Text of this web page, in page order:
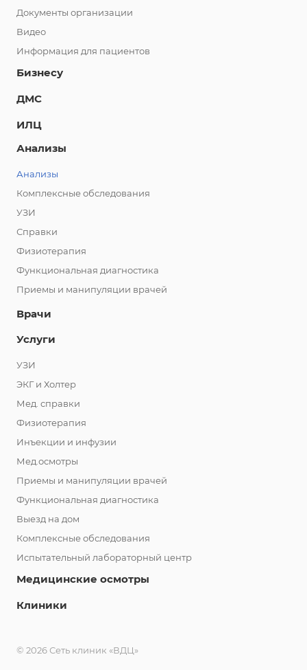
Документы организации
Видео
Информация для пациентов
Бизнесу
ДМС
ИЛЦ
Анализы
Анализы
Комплексные обследования
УЗИ
Справки
Физиотерапия
Функциональная диагностика
Приемы и манипуляции врачей
Врачи
Услуги
УЗИ
ЭКГ и Холтер
Мед. справки
Физиотерапия
Инъекции и инфузии
Мед.осмотры
Приемы и манипуляции врачей
Функциональная диагностика
Выезд на дом
Комплексные обследования
Испытательный лабораторный центр
Медицинские осмотры
Клиники
© 2026 Сеть клиник «ВДЦ»